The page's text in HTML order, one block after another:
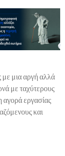
με μια αργή αλλά
με ταχύτερους
αγορά εργασίας
και